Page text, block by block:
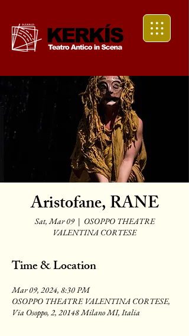
Aristofane, RANE
Sat, Mar 09
  |
OSOPPO THEATRE
VALENTINA CORTESE
Time & Location
Mar 09, 2024, 8:30 PM
OSOPPO THEATRE VALENTINA CORTESE,
Via Osoppo, 2, 20148 Milano MI, Italia